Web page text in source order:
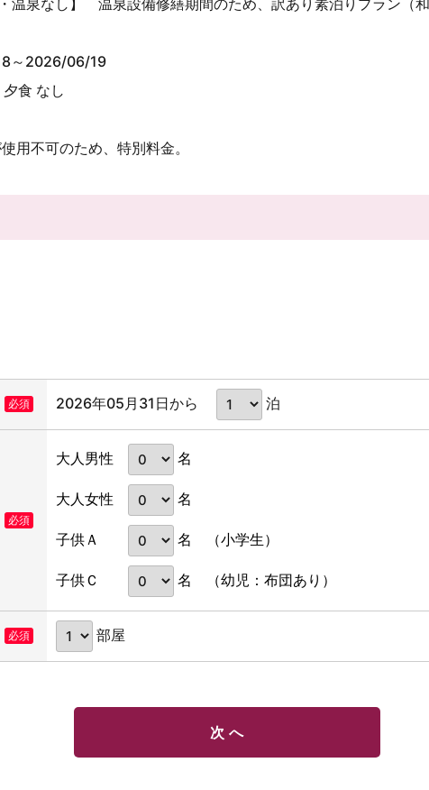
・温泉なし】 温泉設備修繕期間のため、訳あり素泊りプラン（
～2026/06/19
食 なし
用不可のため、特別料金。
必須 2026年05月31日から 泊
必須
大人男性 名
大人女性 名
子供Ａ 名 （小学生）
子供Ｃ 名 （幼児：布団あり）
必須 部屋